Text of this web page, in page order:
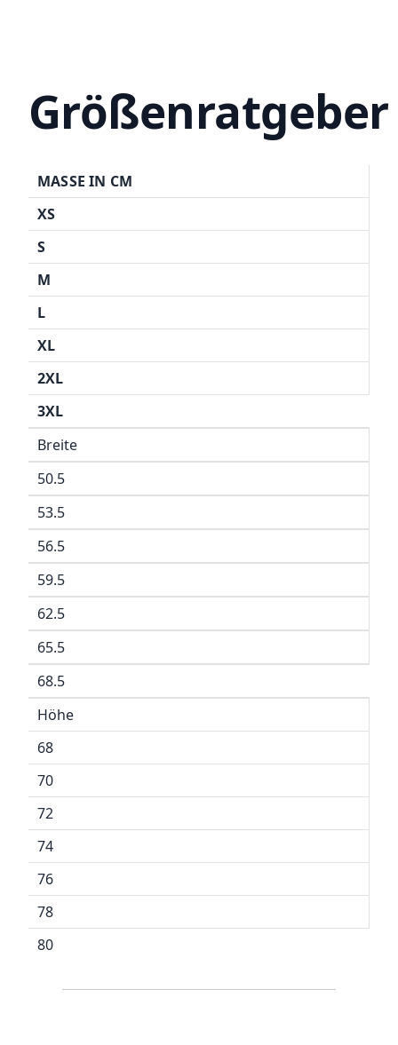
Größenratgeber
MASSE IN CM
XS
S
M
L
XL
2XL
3XL
Breite
50.5
53.5
56.5
59.5
62.5
65.5
68.5
Höhe
68
70
72
74
76
78
80